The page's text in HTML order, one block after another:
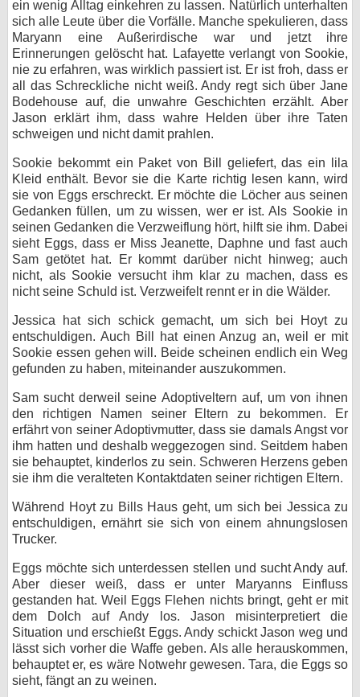
ein wenig Alltag einkehren zu lassen. Natürlich unterhalten
sich alle Leute über die Vorfälle. Manche spekulieren, dass
Maryann eine Außerirdische war und jetzt ihre
Erinnerungen gelöscht hat. Lafayette verlangt von Sookie,
nie zu erfahren, was wirklich passiert ist. Er ist froh, dass er
all das Schreckliche nicht weiß. Andy regt sich über Jane
Bodehouse auf, die unwahre Geschichten erzählt. Aber
Jason erklärt ihm, dass wahre Helden über ihre Taten
schweigen und nicht damit prahlen.
Sookie bekommt ein Paket von Bill geliefert, das ein lila
Kleid enthält. Bevor sie die Karte richtig lesen kann, wird
sie von Eggs erschreckt. Er möchte die Löcher aus seinen
Gedanken füllen, um zu wissen, wer er ist. Als Sookie in
seinen Gedanken die Verzweiflung hört, hilft sie ihm. Dabei
sieht Eggs, dass er Miss Jeanette, Daphne und fast auch
Sam getötet hat. Er kommt darüber nicht hinweg; auch
nicht, als Sookie versucht ihm klar zu machen, dass es
nicht seine Schuld ist. Verzweifelt rennt er in die Wälder.
Jessica hat sich schick gemacht, um sich bei Hoyt zu
entschuldigen. Auch Bill hat einen Anzug an, weil er mit
Sookie essen gehen will. Beide scheinen endlich ein Weg
gefunden zu haben, miteinander auszukommen.
Sam sucht derweil seine Adoptiveltern auf, um von ihnen
den richtigen Namen seiner Eltern zu bekommen. Er
erfährt von seiner Adoptivmutter, dass sie damals Angst vor
ihm hatten und deshalb weggezogen sind. Seitdem haben
sie behauptet, kinderlos zu sein. Schweren Herzens geben
sie ihm die veralteten Kontaktdaten seiner richtigen Eltern.
Während Hoyt zu Bills Haus geht, um sich bei Jessica zu
entschuldigen, ernährt sie sich von einem ahnungslosen
Trucker.
Eggs möchte sich unterdessen stellen und sucht Andy auf.
Aber dieser weiß, dass er unter Maryanns Einfluss
gestanden hat. Weil Eggs Flehen nichts bringt, geht er mit
dem Dolch auf Andy los. Jason misinterpretiert die
Situation und erschießt Eggs. Andy schickt Jason weg und
lässt sich vorher die Waffe geben. Als alle herauskommen,
behauptet er, es wäre Notwehr gewesen. Tara, die Eggs so
sieht, fängt an zu weinen.